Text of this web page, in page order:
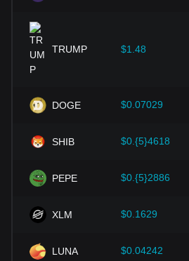
TRUMP $1.48
DOGE $0.07029
SHIB $0.{5}4618
PEPE $0.{5}2886
XLM $0.1629
LUNA $0.04242